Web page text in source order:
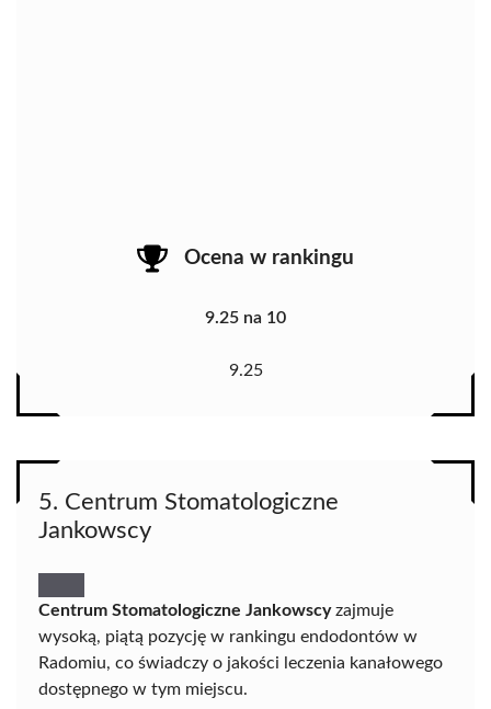
Ocena w rankingu
9.25 na 10
9.25
5. Centrum Stomatologiczne
Jankowscy
Centrum Stomatologiczne Jankowscyzajmuje
wysoką, piątą pozycję w rankingu endodontów w
Radomiu, co świadczy o jakości leczenia kanałowego
dostępnego w tym miejscu.